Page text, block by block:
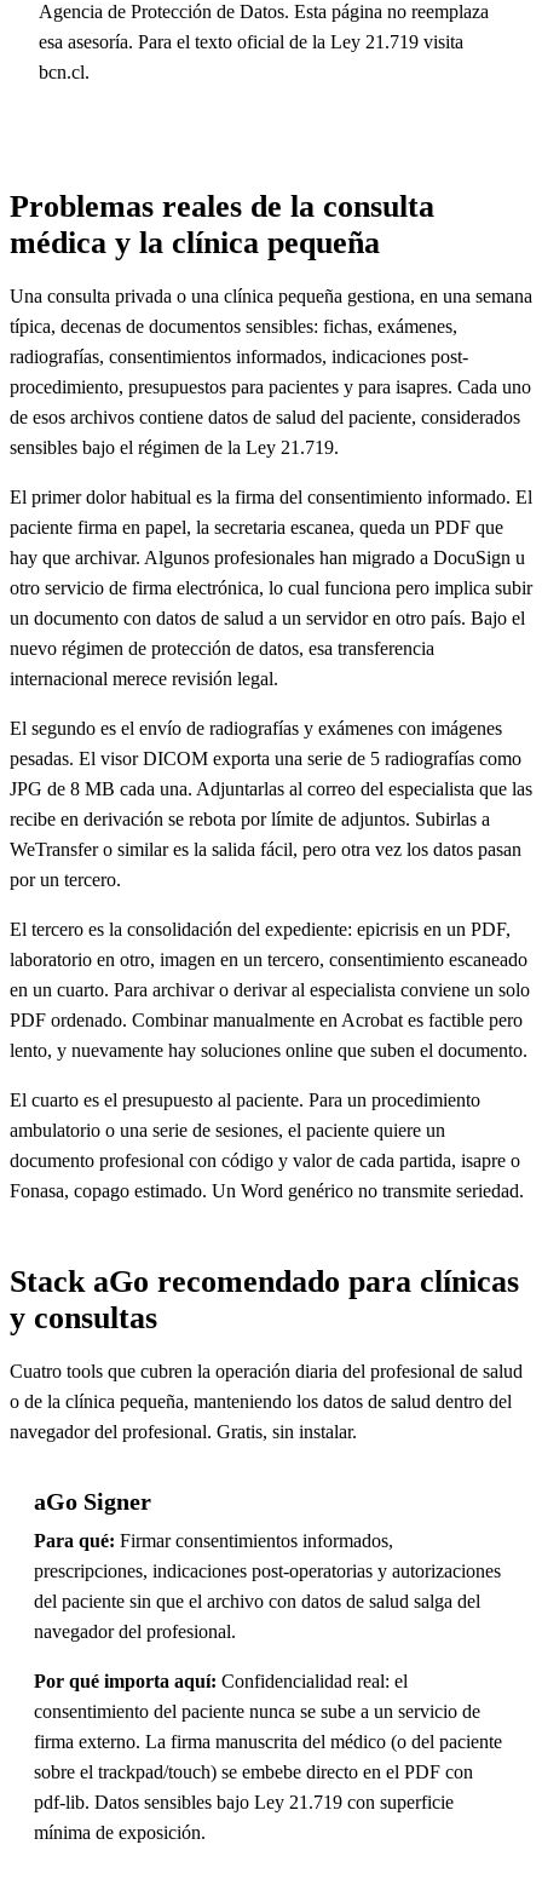
Agencia de Protección de Datos. Esta página no reemplaza
esa asesoría. Para el texto oficial de la Ley 21.719 visita
bcn.cl.
Problemas reales de la consulta
médica y la clínica pequeña
Una consulta privada o una clínica pequeña gestiona, en una semana
típica, decenas de documentos sensibles: fichas, exámenes,
radiografías, consentimientos informados, indicaciones post-
procedimiento, presupuestos para pacientes y para isapres. Cada uno
de esos archivos contiene datos de salud del paciente, considerados
sensibles bajo el régimen de la Ley 21.719.
El primer dolor habitual es la firma del consentimiento informado. El
paciente firma en papel, la secretaria escanea, queda un PDF que
hay que archivar. Algunos profesionales han migrado a DocuSign u
otro servicio de firma electrónica, lo cual funciona pero implica subir
un documento con datos de salud a un servidor en otro país. Bajo el
nuevo régimen de protección de datos, esa transferencia
internacional merece revisión legal.
El segundo es el envío de radiografías y exámenes con imágenes
pesadas. El visor DICOM exporta una serie de 5 radiografías como
JPG de 8 MB cada una. Adjuntarlas al correo del especialista que las
recibe en derivación se rebota por límite de adjuntos. Subirlas a
WeTransfer o similar es la salida fácil, pero otra vez los datos pasan
por un tercero.
El tercero es la consolidación del expediente: epicrisis en un PDF,
laboratorio en otro, imagen en un tercero, consentimiento escaneado
en un cuarto. Para archivar o derivar al especialista conviene un solo
PDF ordenado. Combinar manualmente en Acrobat es factible pero
lento, y nuevamente hay soluciones online que suben el documento.
El cuarto es el presupuesto al paciente. Para un procedimiento
ambulatorio o una serie de sesiones, el paciente quiere un
documento profesional con código y valor de cada partida, isapre o
Fonasa, copago estimado. Un Word genérico no transmite seriedad.
Stack aGo recomendado para clínicas
y consultas
Cuatro tools que cubren la operación diaria del profesional de salud
o de la clínica pequeña, manteniendo los datos de salud dentro del
navegador del profesional. Gratis, sin instalar.
aGo Signer
Para qué: Firmar consentimientos informados,
prescripciones, indicaciones post-operatorias y autorizaciones
del paciente sin que el archivo con datos de salud salga del
navegador del profesional.
Por qué importa aquí: Confidencialidad real: el
consentimiento del paciente nunca se sube a un servicio de
firma externo. La firma manuscrita del médico (o del paciente
sobre el trackpad/touch) se embebe directo en el PDF con
pdf-lib. Datos sensibles bajo Ley 21.719 con superficie
mínima de exposición.